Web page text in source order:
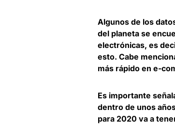
Algunos de los
del planeta se
electrónicas, es
esto. Cabe
más rápido en e-
Es importante
dentro de unos
para 2020 va a